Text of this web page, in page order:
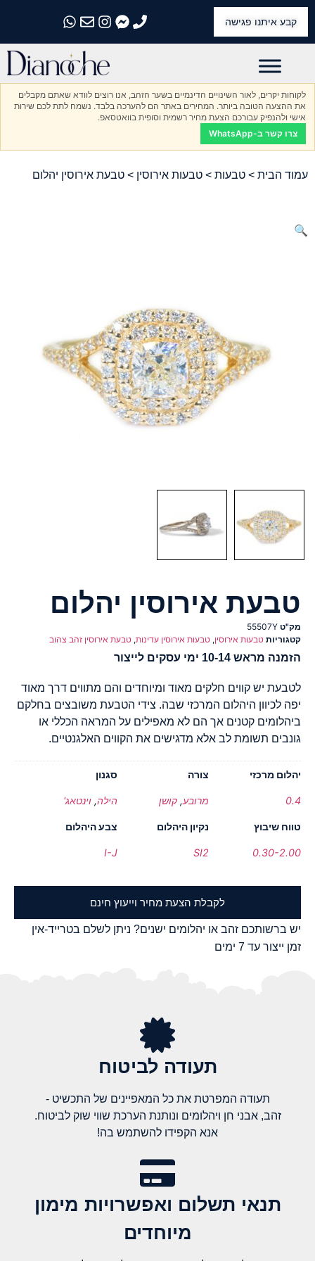
קבע איתנו פגישה
התקשרו אלינו
התקשרו אלינו
התקשרו אלינו
התקשרו אלינו
התקשרו אלינו
לקוחות יקרים, לאור השינויים הדינמיים בשער הזהב, אנו רוצים לוודא שאתם מקבלים
את ההצעה הטובה ביותר. המחירים באתר הם להערכה בלבד. נשמח לתת לכם שירות
אישי ולהנפיק עבורכם הצעת מחיר רשמית וסופית בוואטסאפ.
צרו קשר ב-WhatsApp
עמוד הבית > טבעות > טבעות אירוסין > טבעת אירוסין יהלום
🔍
טבעת אירוסין יהלום
מק"ט 55507Y
קטגוריות טבעות אירוסין, טבעות אירוסין עדינות, טבעת אירוסין זהב צהוב
הזמנה מראש 10-14 ימי עסקים לייצור
לטבעת יש קווים חלקים מאוד ומיוחדים והם מתווים דרך מאוד
יפה לכיוון היהלום המרכזי שבה. צידי הטבעת משובצים בחלקם
ביהלומים קטנים אך הם לא מאפילים על המראה הכללי או
גונבים תשומת לב אלא מדגישים את הקווים האלגנטיים.
יהלום מרכזי
0.4
צורה
מרובע, קושן
סגנון
הילה,וינטאג'
טווח שיבוץ
0.30-2.00
נקיון היהלום
SI2
צבע היהלום
I-J
לקבלת הצעת מחיר וייעוץ חינם
יש ברשותכם זהב או יהלומים ישנים? ניתן לשלם בטרייד-אין
זמן ייצור עד 7 ימים
תעודה לביטוח
תעודה המפרטת את כל המאפיינים של התכשיט -
זהב, אבני חן ויהלומים ונותנת הערכת שווי שוק לביטוח.
אנא הקפידו להשתמש בה!
תנאי תשלום ואפשרויות מימון
מיוחדים